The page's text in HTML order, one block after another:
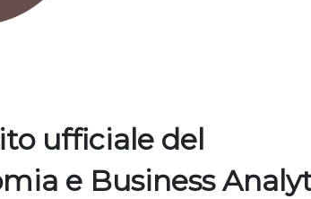
ufficiale del
e Business